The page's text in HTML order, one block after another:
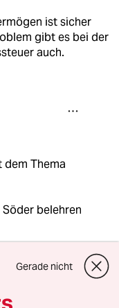
ist sicher
gibt es bei der
auch.
Thema
belehren
der
Gerade nicht